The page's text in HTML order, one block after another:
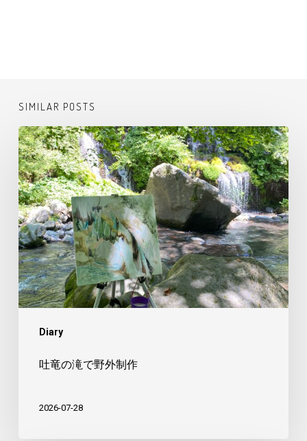
SIMILAR POSTS
Diary
吐
竜
の
滝
で
野
外
制
作
吐竜の滝で野外制作
2026-07-28